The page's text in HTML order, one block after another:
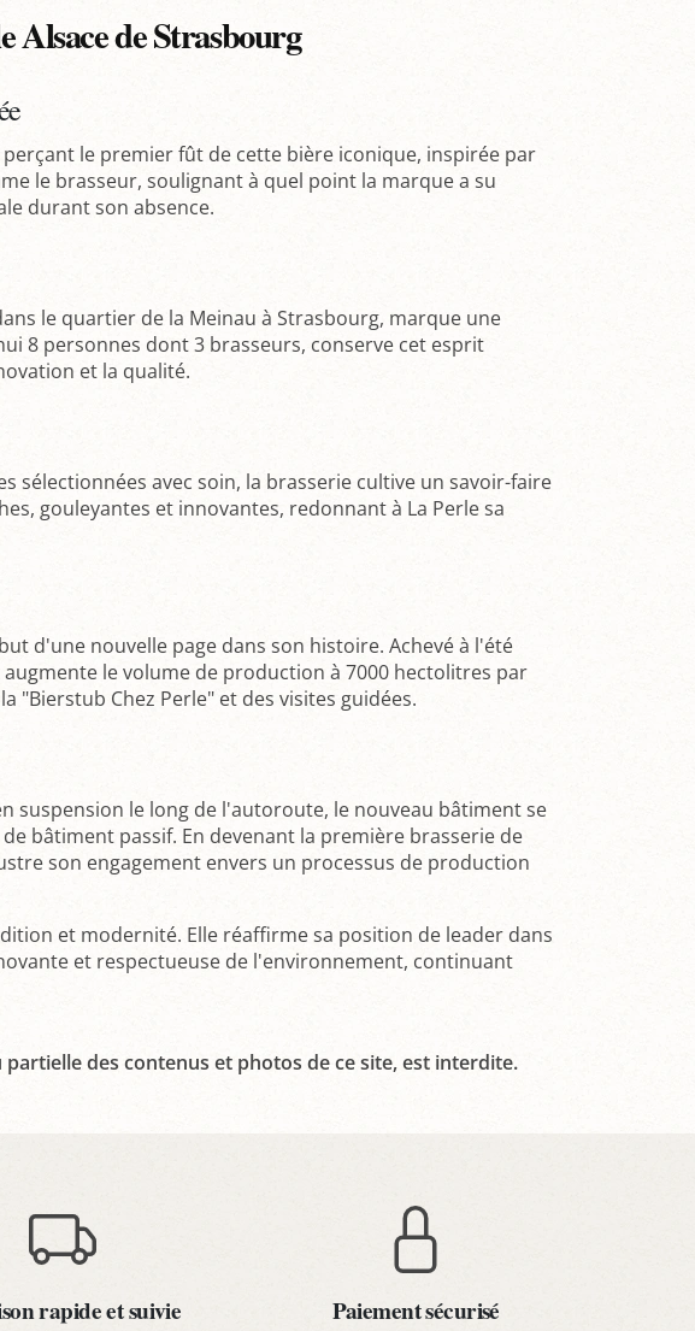
Alsace de Strasbourg
le premier fût de cette bière iconique, inspirée par
le brasseur, soulignant à quel point la marque a su
durant son absence.
le quartier de la Meinau à Strasbourg, marque une
8 personnes dont 3 brasseurs, conserve cet esprit
et la qualité.
avec soin, la brasserie cultive un savoir-faire
gouleyantes et innovantes, redonnant à La Perle sa
d'une nouvelle page dans son histoire. Achevé à l'été
le volume de production à 7000 hectolitres par
"Bierstub Chez Perle" et des visites guidées.
suspension le long de l'autoroute, le nouveau bâtiment se
bâtiment passif. En devenant la première brasserie de
son engagement envers un processus de production
et modernité. Elle réaffirme sa position de leader dans
et respectueuse de l'environnement, continuant
des contenus et photos de ce site, est interdite.
rapide et suivie Paiement sécurisé